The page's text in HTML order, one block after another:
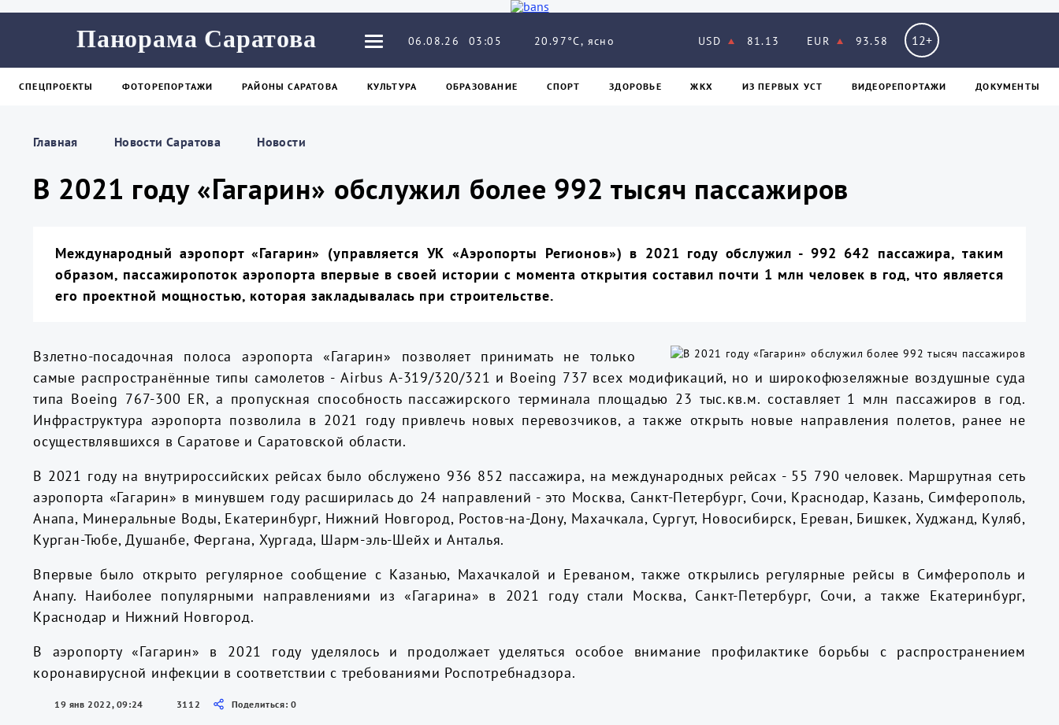
Панорама Саратова 06.08.26 03:05 20.97°C, ясно USD 81.13 EUR 93.58 12+
СПЕЦПРОЕКТЫ ФОТОРЕПОРТАЖИ РАЙОНЫ САРАТОВА КУЛЬТУРА ОБРАЗОВАНИЕ СПОРТ ЗДОРОВЬЕ ЖКХ ИЗ ПЕPВЫХ УСТ ВИДЕОРЕПОРТАЖИ ДОКУМЕНТЫ
Главная Новости Саратова Новости
В 2021 году «Гагарин» обслужил более 992 тысяч пассажиров
Международный аэропорт «Гагарин» (управляется УК «Аэропорты Регионов») в 2021 году обслужил - 992 642 пассажира, таким
образом, пассажиропоток аэропорта впервые в своей истории с момента открытия составил почти 1 млн человек в год, что является
его проектной мощностью, которая закладывалась при строительстве.
Взлетно-посадочная полоса аэропорта «Гагарин» позволяет принимать не только
самые распространённые типы самолетов - Airbus А-319/320/321 и Boeing 737 всех модификаций, но и широкофюзеляжные воздушные суда
типа Boeing 767-300 ER, а пропускная способность пассажирского терминала площадью 23 тыс.кв.м. составляет 1 млн пассажиров в год.
Инфраструктура аэропорта позволила в 2021 году привлечь новых перевозчиков, а также открыть новые направления полетов, ранее не
осуществлявшихся в Саратове и Саратовской области.
В 2021 году на внутрироссийских рейсах было обслужено 936 852 пассажира, на международных рейсах - 55 790 человек. Маршрутная сеть
аэропорта «Гагарин» в минувшем году расширилась до 24 направлений - это Москва, Санкт-Петербург, Сочи, Краснодар, Казань, Симферополь,
Анапа, Минеральные Воды, Екатеринбург, Нижний Новгород, Ростов-на-Дону, Махачкала, Сургут, Новосибирск, Ереван, Бишкек, Худжанд, Куляб,
Курган-Тюбе, Душанбе, Фергана, Хургада, Шарм-эль-Шейх и Анталья.
Впервые было открыто регулярное сообщение с Казанью, Махачкалой и Ереваном, также открылись регулярные рейсы в Симферополь и
Анапу. Наиболее популярными направлениями из «Гагарина» в 2021 году стали Москва, Санкт-Петербург, Сочи, а также Екатеринбург,
Краснодар и Нижний Новгород.
В аэропорту «Гагарин» в 2021 году уделялось и продолжает уделяться особое внимание профилактике борьбы с распространением
коронавирусной инфекции в соответствии с требованиями Роспотребнадзора.
19 янв 2022, 09:24 3112 Поделиться: 0